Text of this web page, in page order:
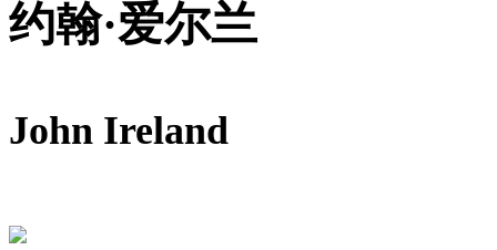
约翰·爱尔兰
John Ireland